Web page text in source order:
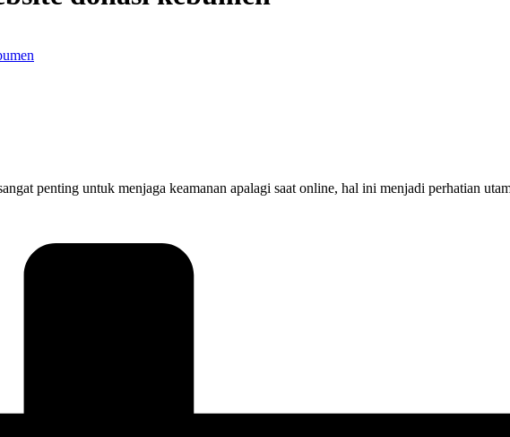
penting untuk menjaga keamanan apalagi saat online, hal ini menjadi perhatian